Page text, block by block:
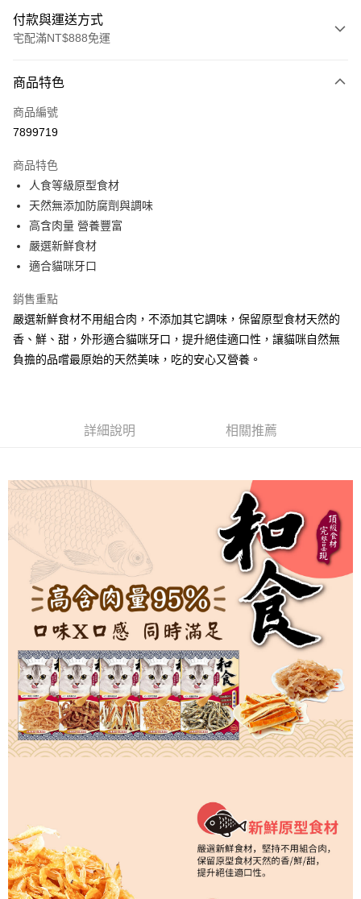
付款與運送方式
宅配滿NT$888免運
信用卡一次付款
LINE Pay
運送方式
宅配
每筆NT$100，滿NT$888(含以上)免運費
商品特色
商品編號
7899719
商品特色
人食等級原型食材
天然無添加防腐劑與調味
高含肉量 營養豐富
嚴選新鮮食材
適合貓咪牙口
銷售重點
嚴選新鮮食材不用組合肉，不添加其它調味，保留原型食材天然的
香、鮮、甜，外形適合貓咪牙口，提升絕佳適口性，讓貓咪自然無
負擔的品嚐最原始的天然美味，吃的安心又營養。
詳細說明 相關推薦